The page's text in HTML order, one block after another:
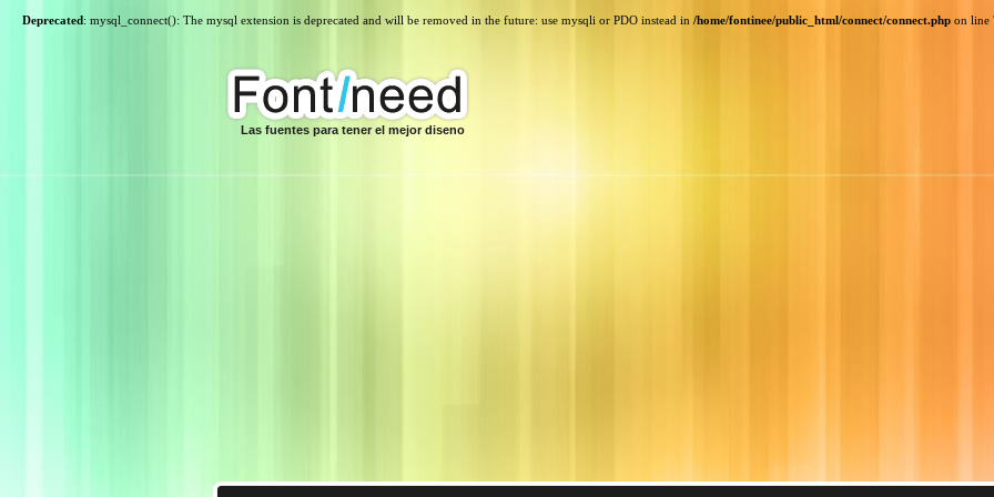
Deprecated: mysql_connect(): The mysql extension is deprecated and will be removed in the future: use mysqli or PDO instead in /home/fontinee/public_html/connect/connect.php on line
Las fuentes para tener el mejor diseno